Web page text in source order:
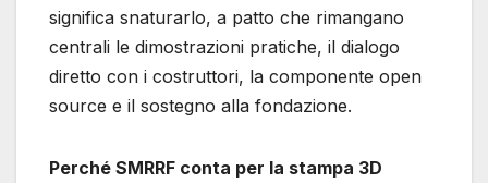
significa snaturarlo, a patto che rimangano
centrali le dimostrazioni pratiche, il dialogo
diretto con i costruttori, la componente open
source e il sostegno alla fondazione.
Perché SMRRF conta per la stampa 3D